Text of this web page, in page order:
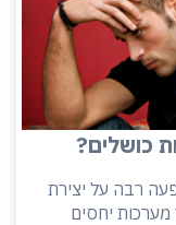
כושלים?
רבה על יצירת
יחסים